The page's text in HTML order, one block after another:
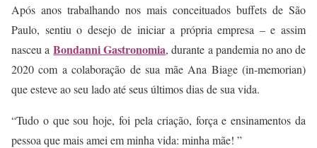
Após anos trabalhando nos mais conceituados buffets de São
Paulo, sentiu o desejo de iniciar a própria empresa – e assim
nasceu aBondanni Gastronomia, durante a pandemia no ano de
2020 com a colaboração de sua mãe Ana Biage (in-memorian)
que esteve ao seu lado até seus últimos dias de sua vida.
“Tudo o que sou hoje, foi pela criação, força e ensinamentos da
pessoa que mais amei em minha vida: minha mãe! ”